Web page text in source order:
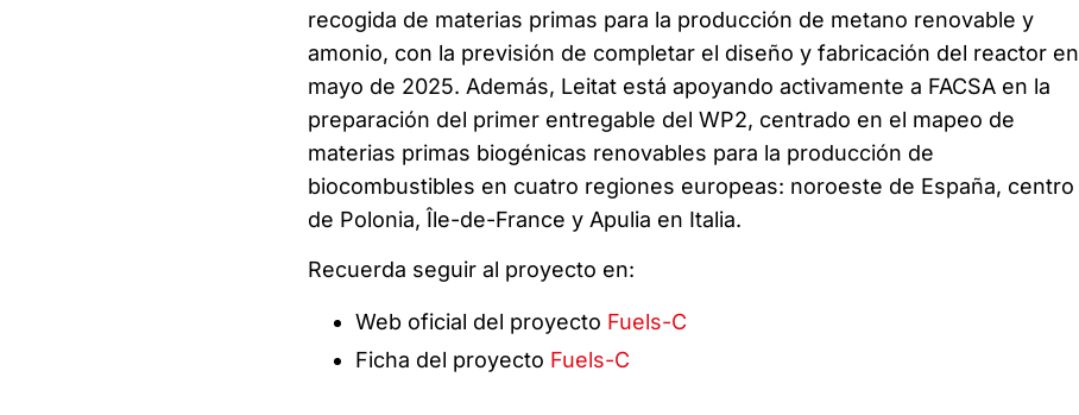
recogida de materias primas para la producción de metano renovable y
amonio, con la previsión de completar el diseño y fabricación del reactor en
mayo de 2025. Además, Leitat está apoyando activamente a FACSA en la
preparación del primer entregable del WP2, centrado en el mapeo de
materias primas biogénicas renovables para la producción de
biocombustibles en cuatro regiones europeas: noroeste de España, centro
de Polonia, Île-de-France y Apulia en Italia.
Recuerda seguir al proyecto en:
Web oficial del proyecto Fuels-C
Ficha del proyecto Fuels-C